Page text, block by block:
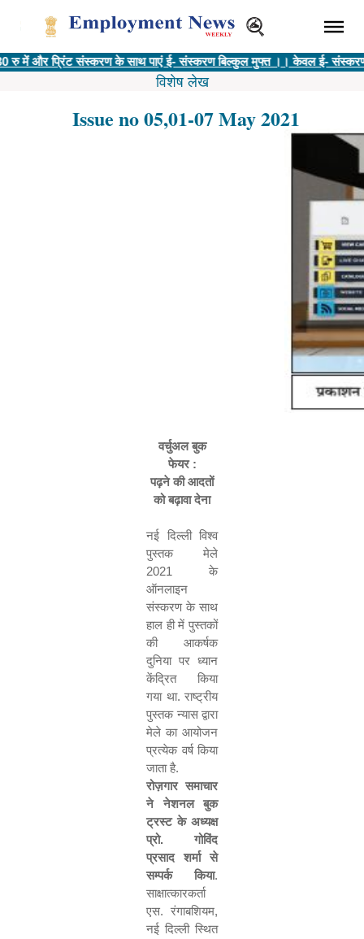
संस्करण के साथ पाएं ई- संस्करण बिल्कुल मुफ्त ।। केवल ई- संस्करण @ 400
विशेष लेख
Issue no 05,01-07 May 2021
वर्चुअल बुक
फेयर :
पढ़ने की आदतों
को बढ़ावा देना
नई दिल्ली विश्व
पुस्तक मेले
2021
के
ऑनलाइन
संस्करण के साथ
हाल ही में पुस्तकों
की आकर्षक
दुनिया पर ध्यान
केंद्रित किया
गया था. राष्ट्रीय
पुस्तक न्यास द्वारा
मेले का आयोजन
प्रत्येक वर्ष किया
जाता है.
रोज़गार समाचार
ने नेशनल बुक
ट्रस्ट के अध्यक्ष
प्रो. गोविंद
प्रसाद शर्मा से
सम्पर्क किया.
साक्षात्कारकर्ता
एस. रंगाबशियम,
नई दिल्ली स्थित